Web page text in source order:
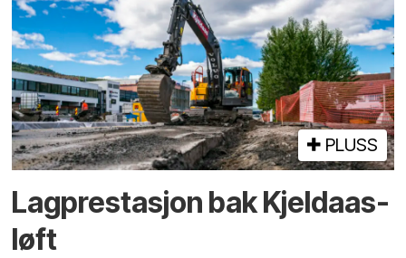
PLUSS
Lagprestasjon bak Kjeldaas-
løft